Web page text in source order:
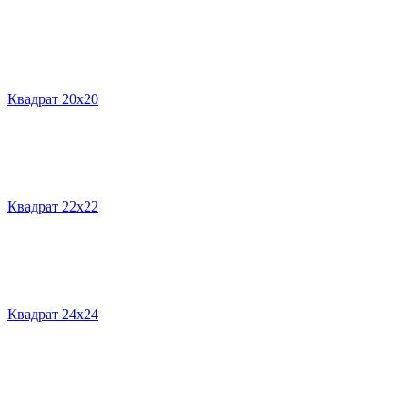
Квадрат 20х20
Квадрат 22х22
Квадрат 24х24